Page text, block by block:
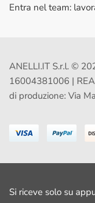
Entra nel team:
ANELLI.IT S.r.l. ©
16004381006 |
di produzione: Via
Si riceve solo su